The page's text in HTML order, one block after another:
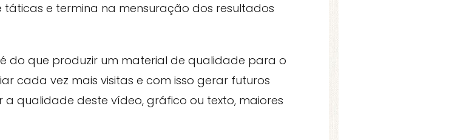
e termina na mensuração dos resultados
do que produzir um material de qualidade para o
cada vez mais visitas e com isso gerar futuros
qualidade deste vídeo, gráfico ou texto, maiores